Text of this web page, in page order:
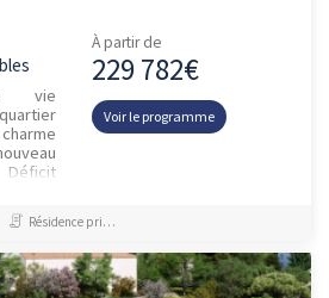
vie
À partir de
229 782€
Voir le programme
Résidence principale / PTZ